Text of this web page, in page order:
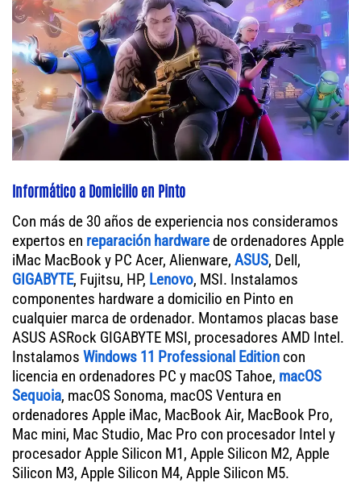
Informático a Domicilio en Pinto
Con más de 30 años de experiencia nos consideramos
expertos en reparación hardwarede ordenadores Apple
iMac MacBook y PC Acer, Alienware, ASUS, Dell,
GIGABYTE, Fujitsu, HP, Lenovo, MSI. Instalamos
componentes hardware a domicilio en Pinto en
cualquier marca de ordenador. Montamos placas base
ASUS ASRock GIGABYTE MSI, procesadores AMD Intel.
Instalamos Windows 11 Professional Edition con
licencia en ordenadores PC y macOS Tahoe, macOS
Sequoia, macOS Sonoma, macOS Ventura en
ordenadores Apple iMac, MacBook Air, MacBook Pro,
Mac mini, Mac Studio, Mac Pro con procesador Intel y
procesador Apple Silicon M1, Apple Silicon M2, Apple
Silicon M3, Apple Silicon M4, Apple Silicon M5.